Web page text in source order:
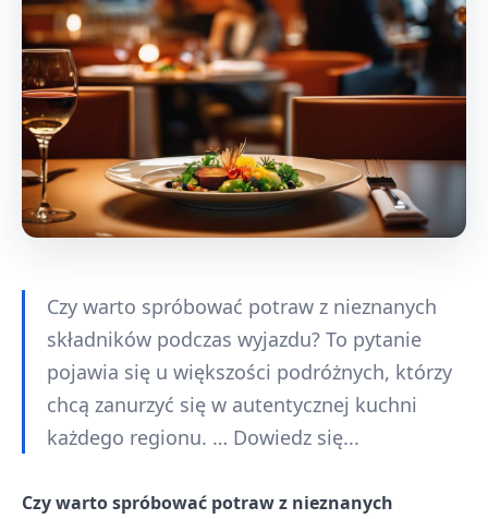
Czy warto spróbować potraw z nieznanych
składników podczas wyjazdu? To pytanie
pojawia się u większości podróżnych, którzy
chcą zanurzyć się w autentycznej kuchni
każdego regionu. … Dowiedz się...
Czy warto spróbować potraw z nieznanych